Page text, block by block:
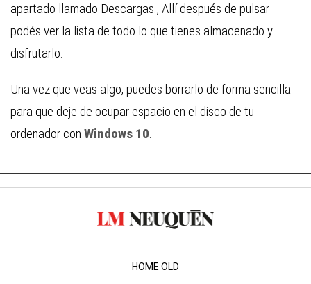
apartado llamado Descargas., Allí después de pulsar
podés ver la lista de todo lo que tienes almacenado y
disfrutarlo.
Una vez que veas algo, puedes borrarlo de forma sencilla
para que deje de ocupar espacio en el disco de tu
ordenador con Windows 10.
HOME OLD